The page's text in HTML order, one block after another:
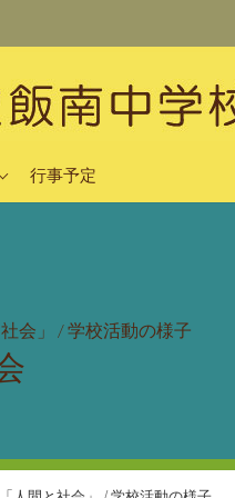
行事予定
会」 /学校活動の様子